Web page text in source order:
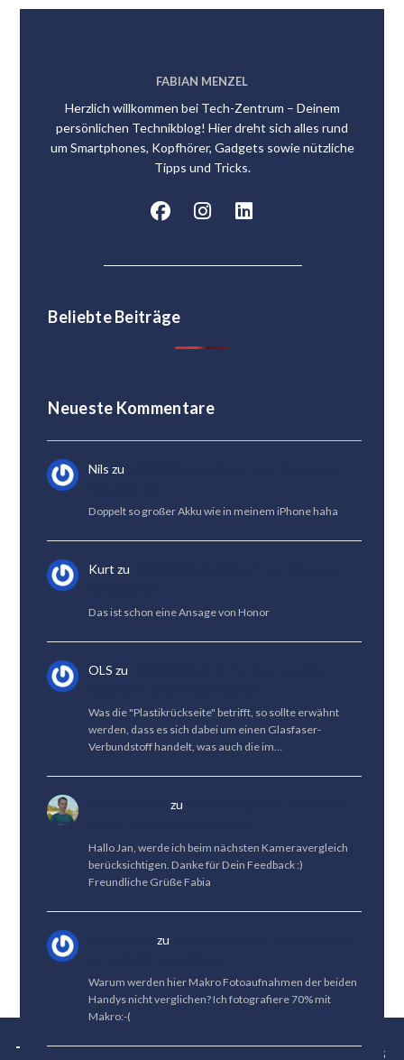
FABIAN MENZEL
Herzlich willkommen bei Tech-Zentrum – Deinem
persönlichen Technikblog! Hier dreht sich alles rund
um Smartphones, Kopfhörer, Gadgets sowie nützliche
Tipps und Tricks.
Beliebte Beiträge
Neueste Kommentare
Nils zu
Doppelt so großer Akku wie in meinem iPhone haha
Kurt zu
Das ist schon eine Ansage von Honor
OLS zu
Was die "Plastikrückseite" betrifft, so sollte erwähnt
werden, dass es sich dabei um einen Glasfaser-
Verbundstoff handelt, was auch die im…
zu
Hallo Jan, werde ich beim nächsten Kameravergleich
berücksichtigen. Danke für Dein Feedback :)
Freundliche Grüße Fabia
zu
Warum werden hier Makro Fotoaufnahmen der beiden
Handys nicht verglichen? Ich fotografiere 70% mit
Makro:-(
Tests News Tipps Bestenlisten Über uns